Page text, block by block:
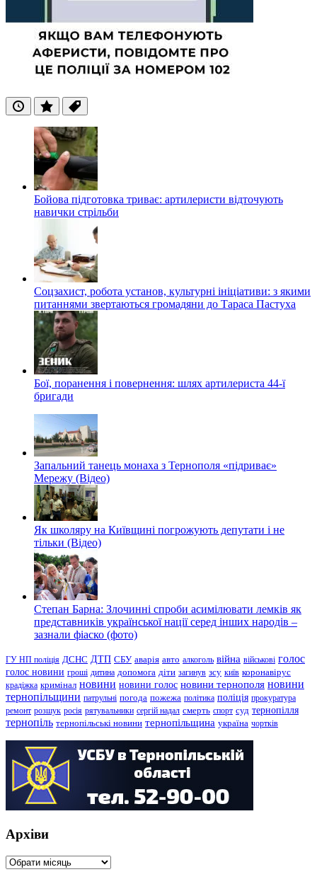
ОстанніПопулярні
Теги
Бойова підготовка триває: артилеристи відточують
навички стрільби
Соцзахист, робота установ, культурні ініціативи: з якими
питаннями звертаються громадяни до Тараса Пастуха
Бої, поранення і повернення: шлях артилериста 44-ї
бригади
Запальний танець монаха з Тернополя «підриває»
Мережу (Відео)
Як школяру на Київщині погрожують депутати і не
тільки (Відео)
Степан Барна: Злочинні спроби асимілювати лемків як
представників української нації серед інших народів –
зазнали фіаско (фото)
ГУ НП поліція ДСНС ДТП СБУ аварія авто алкоголь війна військові голос
голос новини гроші дитина допомога діти загинув зсу київ коронавірус
крадіжка кримінал новини новини голос новини тернополя новини
тернопільщини патрульні погода пожежа політика поліція прокуратура
ремонт розшук росія рятувальники сергій надал смерть спорт суд тернопілля
тернопіль тернопільські новини тернопільщина україна чортків
Архіви
Архіви